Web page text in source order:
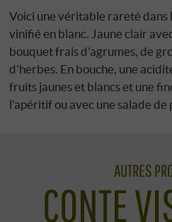
Voici une véritable rareté dans
vinifié en blanc. Jaune clair
bouquet frais d'agrumes, de
d'herbes. En bouche, une
fruits jaunes et blancs et une
l'apéritif ou avec une salade de
AUTRES
CONTE